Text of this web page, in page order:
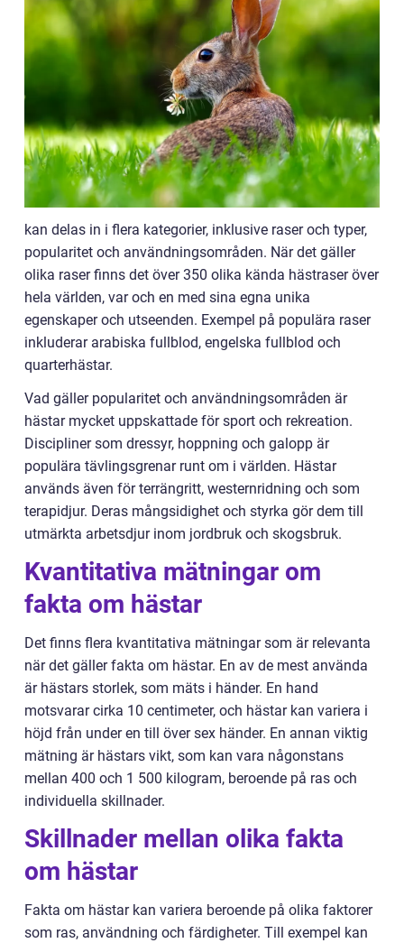
kan delas in i flera kategorier, inklusive raser och typer,
popularitet och användningsområden. När det gäller
olika raser finns det över 350 olika kända hästraser över
hela världen, var och en med sina egna unika
egenskaper och utseenden. Exempel på populära raser
inkluderar arabiska fullblod, engelska fullblod och
quarterhästar.
Vad gäller popularitet och användningsområden är
hästar mycket uppskattade för sport och rekreation.
Discipliner som dressyr, hoppning och galopp är
populära tävlingsgrenar runt om i världen. Hästar
används även för terrängritt, westernridning och som
terapidjur. Deras mångsidighet och styrka gör dem till
utmärkta arbetsdjur inom jordbruk och skogsbruk.
Kvantitativa mätningar om
fakta om hästar
Det finns flera kvantitativa mätningar som är relevanta
när det gäller fakta om hästar. En av de mest använda
är hästars storlek, som mäts i händer. En hand
motsvarar cirka 10 centimeter, och hästar kan variera i
höjd från under en till över sex händer. En annan viktig
mätning är hästars vikt, som kan vara någonstans
mellan 400 och 1 500 kilogram, beroende på ras och
individuella skillnader.
Skillnader mellan olika fakta
om hästar
Fakta om hästar kan variera beroende på olika faktorer
som ras, användning och färdigheter. Till exempel kan